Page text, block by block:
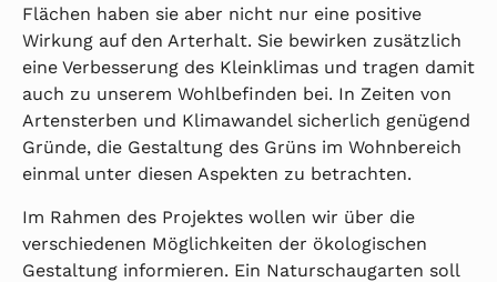
Flächen haben sie aber nicht nur eine positive
Wirkung auf den Arterhalt. Sie bewirken zusätzlich
eine Verbesserung des Kleinklimas und tragen damit
auch zu unserem Wohlbefinden bei. In Zeiten von
Artensterben und Klimawandel sicherlich genügend
Gründe, die Gestaltung des Grüns im Wohnbereich
einmal unter diesen Aspekten zu betrachten.
Im Rahmen des Projektes wollen wir über die
verschiedenen Möglichkeiten der ökologischen
Gestaltung informieren. Ein Naturschaugarten soll